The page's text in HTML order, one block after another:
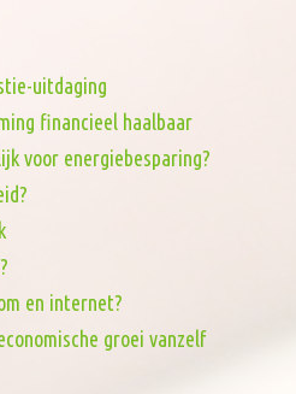
uitdaging
financieel haalbaar
voor energiebesparing?
en internet?
groei vanzelf